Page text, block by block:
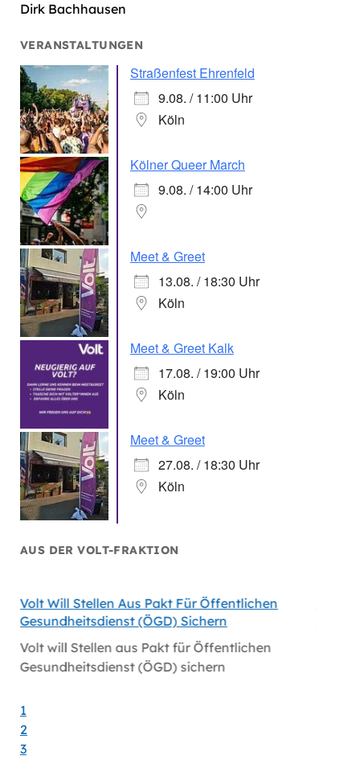
Dirk Bachhausen
VERANSTALTUNGEN
Straßenfest Ehrenfeld
9.08. / 11:00 Uhr
Köln
Kölner Queer March
9.08. / 14:00 Uhr
Meet & Greet
13.08. / 18:30 Uhr
Köln
Meet & Greet Kalk
17.08. / 19:00 Uhr
Köln
Meet & Greet
27.08. / 18:30 Uhr
Köln
AUS DER VOLT-FRAKTION
Volt Will Stellen Aus Pakt Für Öffentlichen
Gesundheitsdienst (ÖGD) Sichern
Volt will Stellen aus Pakt für Öffentlichen
Gesundheitsdienst (ÖGD) sichern
1
2
3